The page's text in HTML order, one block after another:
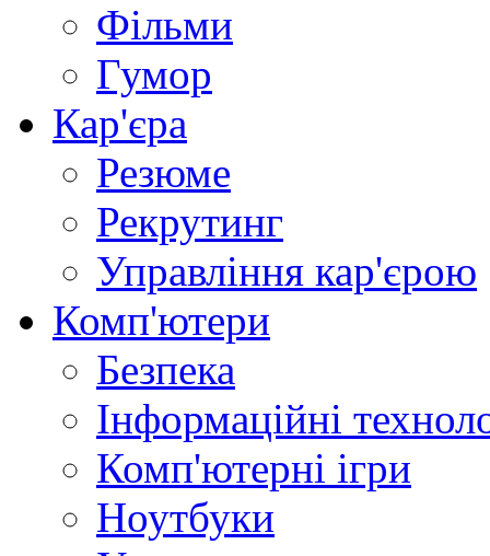
Фільми
Гумор
Кар'єра
Резюме
Рекрутинг
Управління кар'єрою
Комп'ютери
Безпека
Інформаційні
Комп'ютерні ігри
Ноутбуки